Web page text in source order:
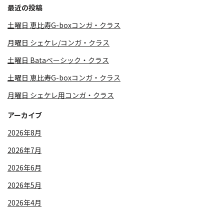
最近の投稿
土曜日 恵比寿G-boxコンガ・クラス
月曜日 シェケレ/コンガ・クラス
土曜日 Bataベーシック・クラス
土曜日 恵比寿G-boxコンガ・クラス
月曜日 シェケレ用コンガ・クラス
アーカイブ
2026年8月
2026年7月
2026年6月
2026年5月
2026年4月